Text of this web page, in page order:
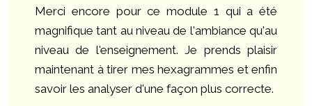
Merci encore pour ce module 1 qui a été
magnifique tant au niveau de l'ambiance qu'au
niveau de l'enseignement. Je prends plaisir
maintenant à tirer mes hexagrammes et enfin
savoir les analyser d'une façon plus correcte.